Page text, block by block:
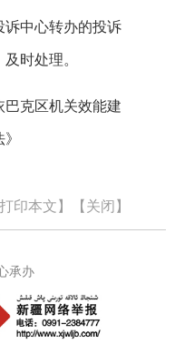
诉中心转办的投诉
时处理。
巴克区机关效能建
打印本文】 【关闭】
承办